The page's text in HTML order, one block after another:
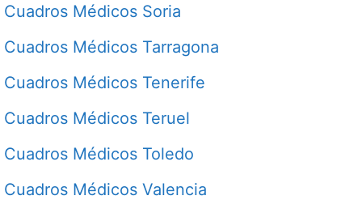
Cuadros Médicos Soria
Cuadros Médicos Tarragona
Cuadros Médicos Tenerife
Cuadros Médicos Teruel
Cuadros Médicos Toledo
Cuadros Médicos Valencia